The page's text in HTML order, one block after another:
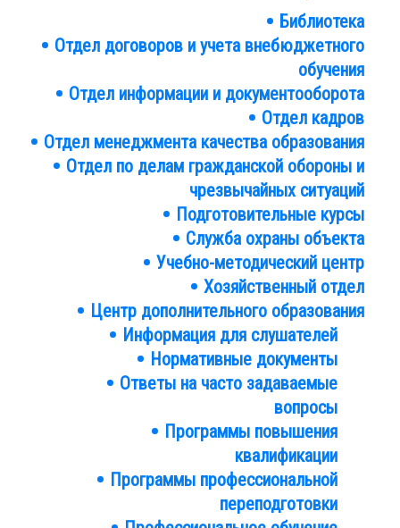
Библиотека
Отдел договоров и учета внебюджетного
обучения
Отдел информации и документооборота
Отдел кадров
Отдел менеджмента качества образования
Отдел по делам гражданской обороны и
чрезвычайных ситуаций
Подготовительные курсы
Служба охраны объекта
Учебно-методический центр
Хозяйственный отдел
Центр дополнительного образования
Информация для слушателей
Нормативные документы
Ответы на часто задаваемые
вопросы
Программы повышения
квалификации
Программы профессиональной
переподготовки